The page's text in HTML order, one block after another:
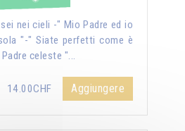
nei cieli -" Mio Padre ed io
"-" Siate perfetti come è
celeste "...
14.00CHF Aggiungere